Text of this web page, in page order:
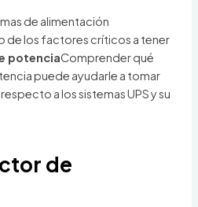
de alimentación
de los factores críticos a tener
potenciaComprender qué
puede ayudarle a tomar
a los sistemas UPS y su
de